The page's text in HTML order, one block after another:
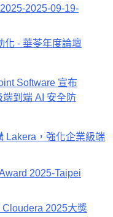
化 - 華苓年度論壇
Lakera，強化企業級端
2025大獎